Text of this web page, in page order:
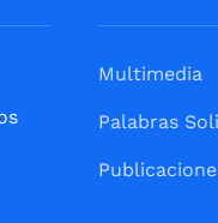
Multimedia
Palabras